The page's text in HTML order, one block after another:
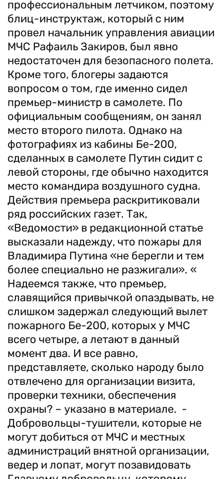
профессиональным летчиком, поэтому
блиц-инструктаж, который с ним
провел начальник управления авиации
МЧС Рафаиль Закиров, был явно
недостаточен для безопасного полета.
Кроме того, блогеры задаются
вопросом о том, где именно сидел
премьер-министр в самолете. По
официальным сообщениям, он занял
место второго пилота. Однако на
фотографиях из кабины Бе-200,
сделанных в самолете Путин сидит с
левой стороны, где обычно находится
место командира воздушного судна.
Действия премьера раскритиковали
ряд российских газет. Так,
«Ведомости» в редакционной статье
высказали надежду, что пожары для
Владимира Путина «не берегли и тем
более специально не разжигали». «
Надеемся также, что премьер,
славящийся привычкой опаздывать, не
слишком задержал следующий вылет
пожарного Бе-200, которых у МЧС
всего четыре, а летают в данный
момент два. И все равно,
представляете, сколько народу было
отвлечено для организации визита,
проверки техники, обеспечения
охраны? – указано в материале. -
Добровольцы-тушители, которые не
могут добиться от МЧС и местных
администраций внятной организации,
ведер и лопат, могут позавидовать